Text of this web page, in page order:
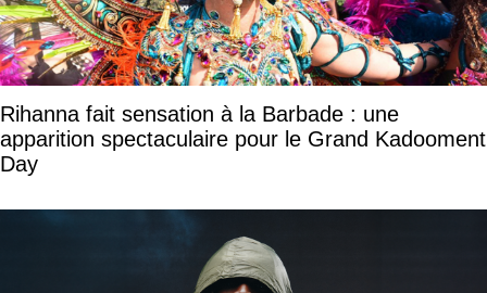
Rihanna fait sensation à la Barbade : une
apparition spectaculaire pour le Grand Kadooment
Day